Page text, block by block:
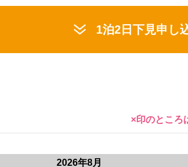
1泊2日下見申し
×印のところ
2026年8月